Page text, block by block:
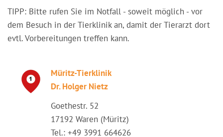
TIPP: Bitte rufen Sie im Notfall - soweit möglich - vor
dem Besuch in der Tierklinik an, damit der Tierarzt dort
evtl. Vorbereitungen treffen kann.
Müritz-Tierklinik
Dr. Holger Nietz
Goethestr. 52
17192 Waren (Müritz)
Tel.: +49 3991 664626